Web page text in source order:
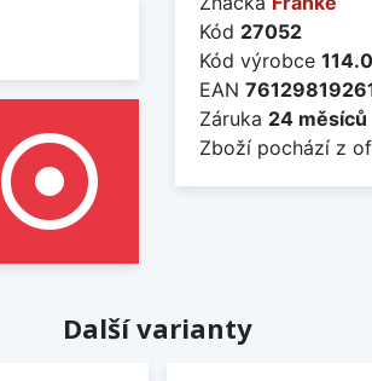
adjust
Kód 27052
Kód výrobce
EAN
Záruka 24 měsíců
Zboží pochází z
Další varianty